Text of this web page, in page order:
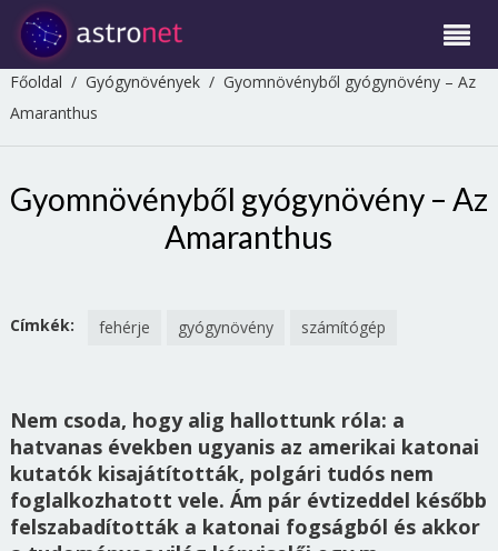
Főoldal / Gyógynövények/ Gyomnövényből gyógynövény – Az
Amaranthus
Gyomnövényből gyógynövény – Az
Amaranthus
Címkék: fehérje gyógynövény számítógép
Nem csoda, hogy alig hallottunk róla: a
hatvanas években ugyanis az amerikai katonai
kutatók kisajátították, polgári tudós nem
foglalkozhatott vele. Ám pár évtizeddel később
felszabadították a katonai fogságból és akkor